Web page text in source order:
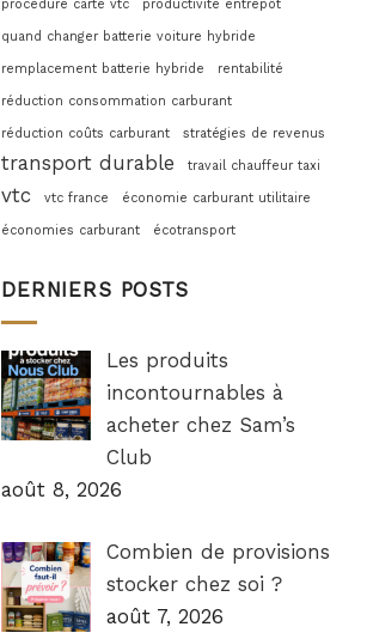
procédure carte vtc productivité entrepôt
quand changer batterie voiture hybride
remplacement batterie hybride rentabilité
réduction consommation carburant
réduction coûts carburant stratégies de revenus
transport durable travail chauffeur taxi
vtc vtc france économie carburant utilitaire
économies carburant écotransport
DERNIERS POSTS
Les produits
incontournables à
acheter chez Sam’s
Club
août 8, 2026
Combien de provisions
stocker chez soi ?
août 7, 2026